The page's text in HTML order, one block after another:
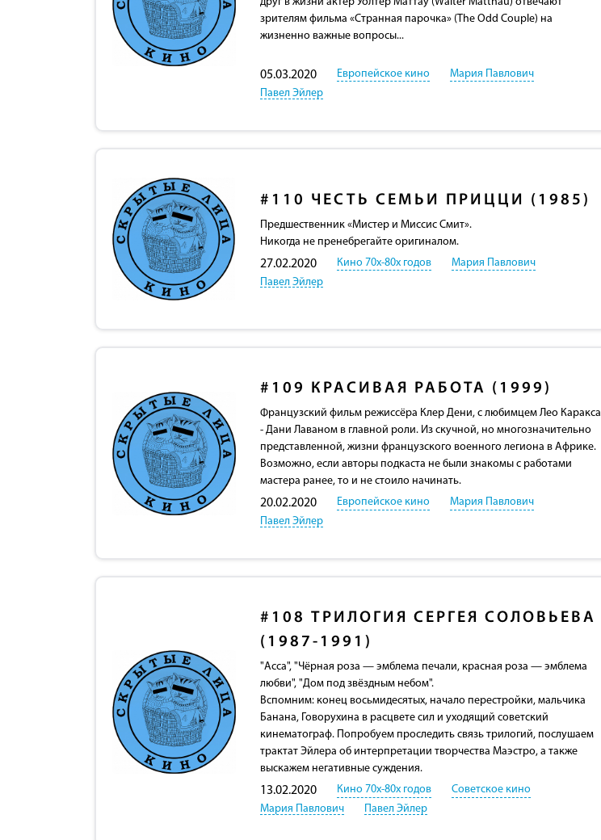
зрителям фильма «Странная парочка» (The Odd Couple) на
жизненно важные вопросы...
05.03.2020 Европейское кино
Мария Павлович
Павел Эйлер
#110 ЧЕСТЬ СЕМЬИ ПРИЦЦИ (1985)
Предшественник «Мистер и Миссис Смит».
Никогда не пренебрегайте оригиналом.
27.02.2020 Кино 70х-80х годов
Мария Павлович
Павел Эйлер
#109 КРАСИВАЯ РАБОТА (1999)
Французский фильм режиссёра Клер Дени, с любимцем Лео Каракса
- Дани Лаваном в главной роли. Из скучной, но многозначительно
представленной, жизни французского военного легиона в Африке.
Возможно, если авторы подкаста не были знакомы с работами
мастера ранее, то и не стоило начинать.
20.02.2020 Европейское кино
Мария Павлович
Павел Эйлер
#108 ТРИЛОГИЯ СЕРГЕЯ СОЛОВЬЕВА
(1987-1991)
"Асса", "Чёрная роза — эмблема печали, красная роза — эмблема
любви", "Дом под звёздным небом".
Вспомним: конец восьмидесятых, начало перестройки, мальчика
Банана, Говорухина в расцвете сил и уходящий советский
кинематограф. Попробуем проследить связь трилогий, послушаем
трактат Эйлера об интерпретации творчества Маэстро, а также
выскажем негативные суждения.
13.02.2020 Кино 70х-80х годов
Советское кино
Мария Павлович
Павел Эйлер